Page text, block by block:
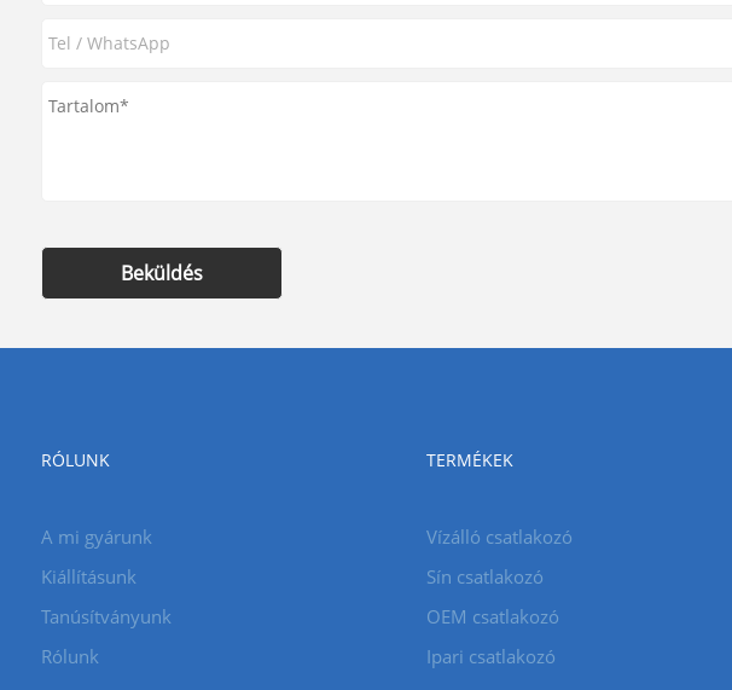
Beküldés
RÓLUNK
A mi gyárunk
Kiállításunk
Tanúsítványunk
Rólunk
TERMÉKEK
Vízálló csatlakozó
Sín csatlakozó
OEM csatlakozó
Ipari csatlakozó